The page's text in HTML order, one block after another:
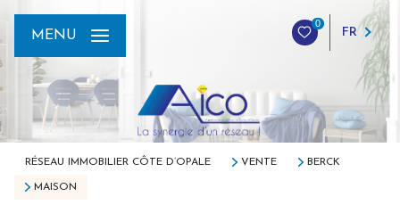
0
FR
MENU
RÉSEAU IMMOBILIER CÔTE D’OPALE VENTE BERCK
MAISON